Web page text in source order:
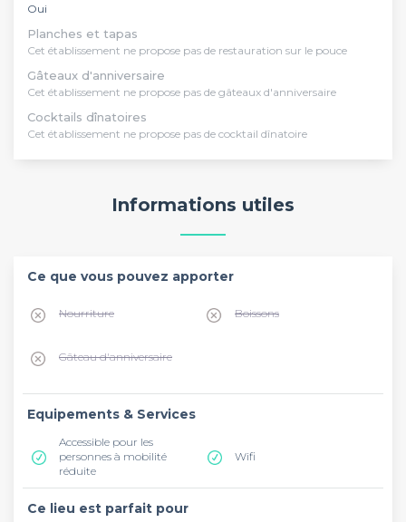
Oui
Planches et tapas
Cet établissement ne propose pas de restauration sur le pouce
Gâteaux d'anniversaire
Cet établissement ne propose pas de gâteaux d'anniversaire
Cocktails dînatoires
Cet établissement ne propose pas de cocktail dînatoire
Informations utiles
Ce que vous pouvez apporter
Nourriture Boissons
Gâteau d'anniversaire
Equipements & Services
Accessible pour les
personnes à mobilité
réduite
Wifi
Ce lieu est parfait pour